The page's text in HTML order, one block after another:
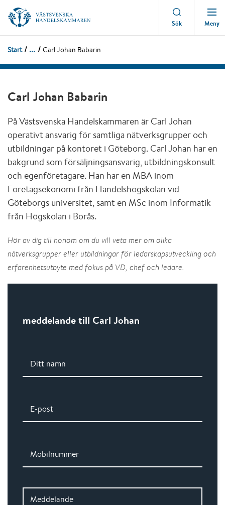
Sök Meny
Start ... Carl Johan Babarin
Carl Johan Babarin
På Västsvenska Handelskammaren är Carl Johan
operativt ansvarig för samtliga nätverksgrupper och
utbildningar på kontoret i Göteborg. Carl Johan har en
bakgrund som försäljningsansvarig, utbildningskonsult
och egenföretagare. Han har en MBA inom
Företagsekonomi från Handelshögskolan vid
Göteborgs universitet, samt en MSc inom Informatik
från Högskolan i Borås.
Hör av dig till honom om du vill veta mer om olika
nätverksgrupper eller utbildningar för ledarskapsutveckling och
erfarenhetsutbyte med fokus på VD, chef och ledare.
meddelande till Carl Johan
Ditt namn
E-post
Mobilnummer
Meddelande